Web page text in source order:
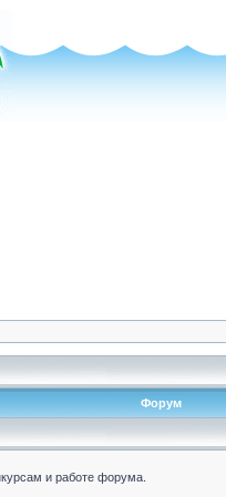
Форум
и работе форума.